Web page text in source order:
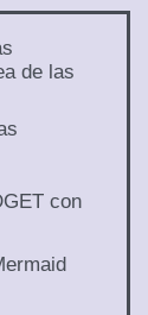
de las
con